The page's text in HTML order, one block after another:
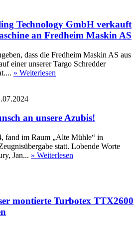
Technology GmbH verkauft
an Fredheim Maskin AS
dass die Fredheim Maskin AS aus
einer unserer Targo Schredder
» Weiterlesen
an unsere Azubis!
fand im Raum „Alte Mühle“ in
statt. Lobende Worte
Jan... » Weiterlesen
montierte Turbotex TTX2600